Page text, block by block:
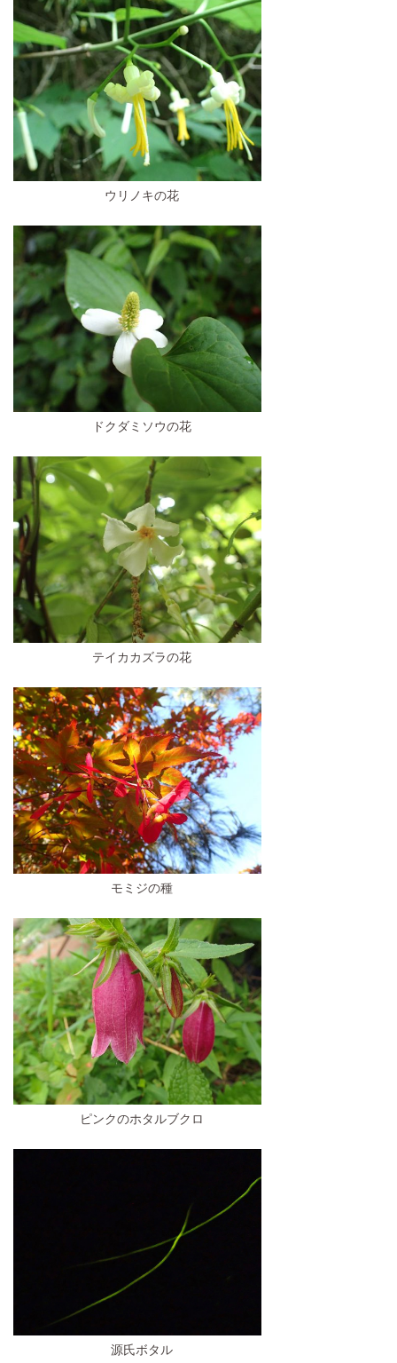
ウリノキの花
ドクダミソウの花
テイカカズラの花
モミジの種
ピンクのホタルブクロ
源氏ボタル